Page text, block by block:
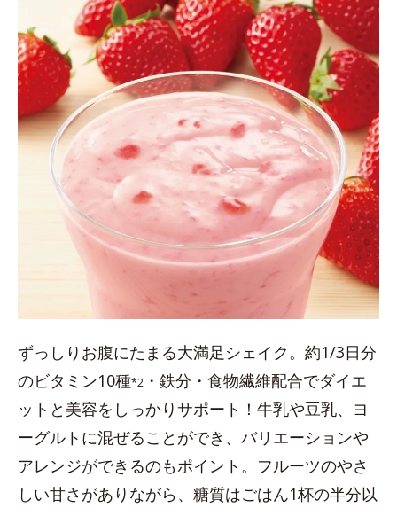
ずっしりお腹にたまる大満足シェイク。約1/3日分
のビタミン10種*2 ・鉄分・食物繊維配合でダイエ
ットと美容をしっかりサポート！牛乳や豆乳、ヨ
ーグルトに混ぜることができ、バリエーションや
アレンジができるのもポイント。フルーツのやさ
しい甘さがありながら、糖質はごはん1杯の半分以